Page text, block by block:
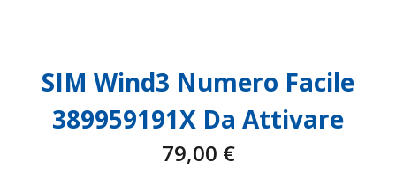
SIM Wind3 Numero Facile
389959191X Da Attivare
79,00 €